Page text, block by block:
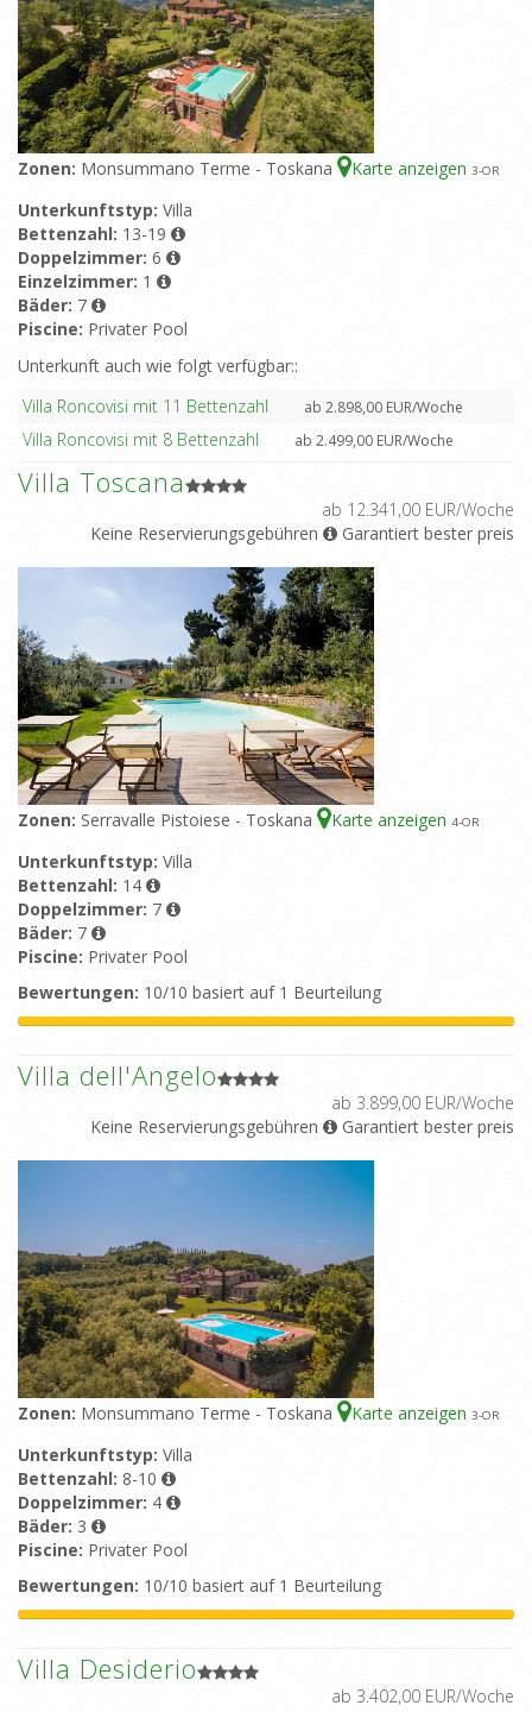
Zonen: Monsummano Terme - Toskana Karte anzeigen 3-OR
Unterkunftstyp: Villa
Bettenzahl: 13-19
Doppelzimmer: 6
Einzelzimmer: 1
Bäder: 7
Piscine: Privater Pool
Unterkunft auch wie folgt verfügbar::
Villa Roncovisi mit 11 Bettenzahl
ab 2.898,00 EUR/Woche
Villa Roncovisi mit 8 Bettenzahl ab 2.499,00 EUR/Woche
Villa Toscana
ab 12.341,00 EUR/Woche
Keine Reservierungsgebühren
Garantiert bester preis
Zonen: Serravalle Pistoiese - Toskana Karte anzeigen 4-OR
Unterkunftstyp: Villa
Bettenzahl: 14
Doppelzimmer: 7
Bäder: 7
Piscine: Privater Pool
Bewertungen: 10/10 basiert auf 1 Beurteilung
Villa dell'Angelo
ab 3.899,00 EUR/Woche
Keine Reservierungsgebühren
Garantiert bester preis
Zonen: Monsummano Terme - Toskana Karte anzeigen 3-OR
Unterkunftstyp: Villa
Bettenzahl: 8-10
Doppelzimmer: 4
Bäder: 3
Piscine: Privater Pool
Bewertungen: 10/10 basiert auf 1 Beurteilung
Villa Desiderio
ab 3.402,00 EUR/Woche